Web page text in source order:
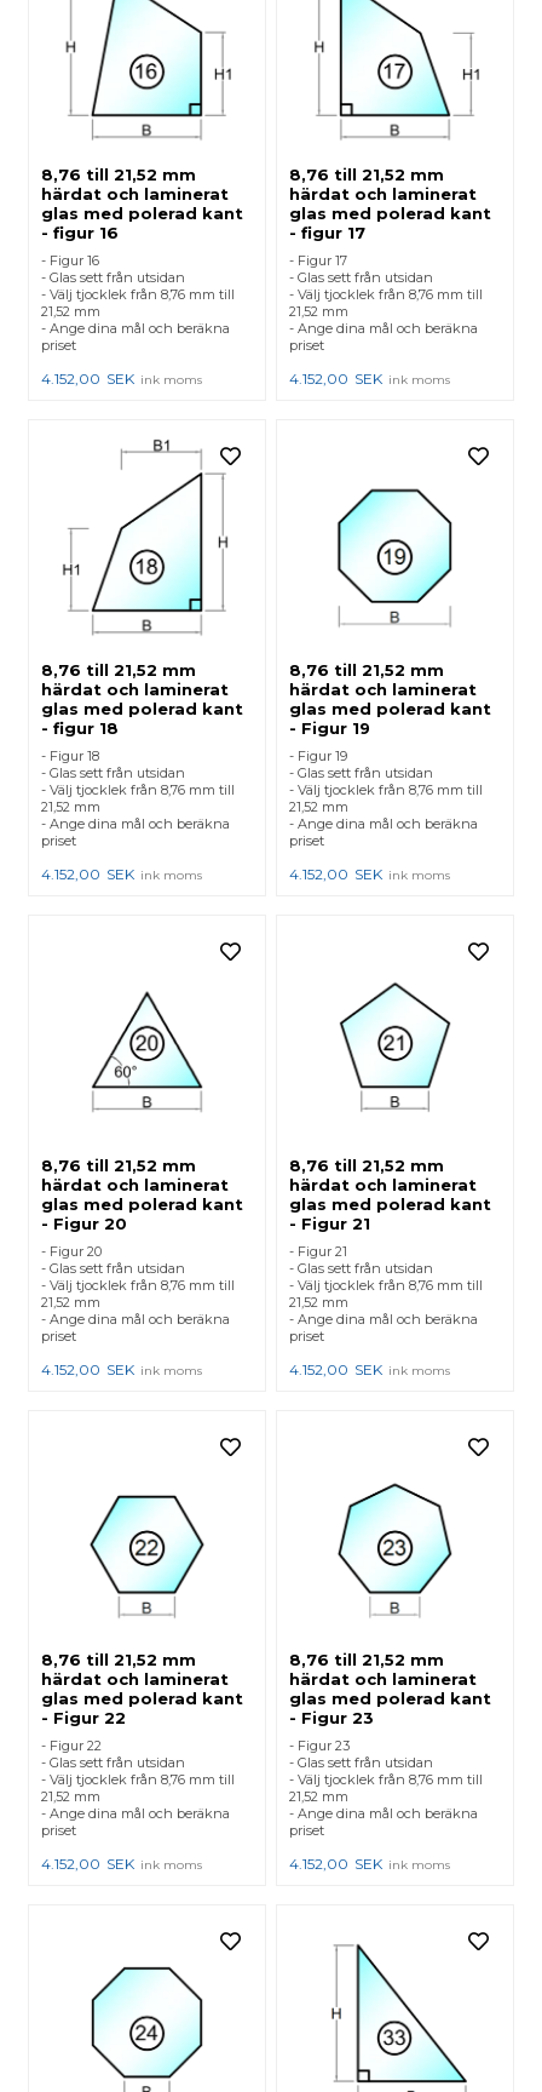
8,76 till 21,52 mm
härdat och laminerat
glas med polerad kant
- figur 16
- Figur 16
- Glas sett från utsidan
- Välj tjocklek från 8,76 mm till
21,52 mm
- Ange dina mål och beräkna
priset
4.152,00 SEK ink moms
8,76 till 21,52 mm
härdat och laminerat
glas med polerad kant
- figur 17
- Figur 17
- Glas sett från utsidan
- Välj tjocklek från 8,76 mm till
21,52 mm
- Ange dina mål och beräkna
priset
4.152,00 SEK ink moms
8,76 till 21,52 mm
härdat och laminerat
glas med polerad kant
- figur 18
- Figur 18
- Glas sett från utsidan
- Välj tjocklek från 8,76 mm till
21,52 mm
- Ange dina mål och beräkna
priset
4.152,00 SEK ink moms
8,76 till 21,52 mm
härdat och laminerat
glas med polerad kant
- Figur 19
- Figur 19
- Glas sett från utsidan
- Välj tjocklek från 8,76 mm till
21,52 mm
- Ange dina mål och beräkna
priset
4.152,00 SEK ink moms
8,76 till 21,52 mm
härdat och laminerat
glas med polerad kant
- Figur 20
- Figur 20
- Glas sett från utsidan
- Välj tjocklek från 8,76 mm till
21,52 mm
- Ange dina mål och beräkna
priset
4.152,00 SEK ink moms
8,76 till 21,52 mm
härdat och laminerat
glas med polerad kant
- Figur 21
- Figur 21
- Glas sett från utsidan
- Välj tjocklek från 8,76 mm till
21,52 mm
- Ange dina mål och beräkna
priset
4.152,00 SEK ink moms
8,76 till 21,52 mm
härdat och laminerat
glas med polerad kant
- Figur 22
- Figur 22
- Glas sett från utsidan
- Välj tjocklek från 8,76 mm till
21,52 mm
- Ange dina mål och beräkna
priset
4.152,00 SEK ink moms
8,76 till 21,52 mm
härdat och laminerat
glas med polerad kant
- Figur 23
- Figur 23
- Glas sett från utsidan
- Välj tjocklek från 8,76 mm till
21,52 mm
- Ange dina mål och beräkna
priset
4.152,00 SEK ink moms